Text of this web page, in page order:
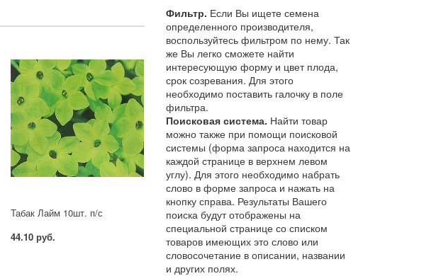
Табак Лайм 10шт. п/с
44.10 руб.
Фильтр. Если Вы ищете семена
определенного производителя,
воспользуйтесь фильтром по нему. Так
же Вы легко сможете найти
интересующую форму и цвет плода,
срок созревания. Для этого
необходимо поставить галочку в поле
фильтра.
Поисковая система. Найти товар
можно также при помощи поисковой
системы (форма запроса находится на
каждой странице в верхнем левом
углу). Для этого необходимо набрать
слово в форме запроса и нажать на
кнопку справа. Результаты Вашего
поиска будут отображены на
специальной странице со списком
товаров имеющих это слово или
словосочетание в описании, названии
и других полях.